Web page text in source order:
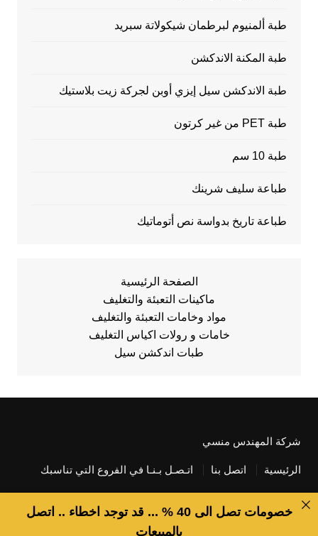
طبة ألمنيوم لبرطمان شيكولاتة سبريد
طبة المكنة الاندكشن
طبة الاندكشن سيل إيزي أوبن لجركة زيت بلاستيك
طبة PET من غير كرتون
طبة 10 سم
طباعة سليف شرينك
طباعة تاريخ بدواسة نص أتوماتيك
الصفحة الرئيسية
ماكينات التعبئة والتغليف
مواد وخامات التعبئة والتغليف
خامات و رولات اكياس التغليف
طبات اندكشن سيل
شركة المهندس منسي
الرئيسية اتصل بنا اتـصـل بـنـا في الفروع التي تناسبك
خصومات تصل الى 40 % ... قد توجد اخطاء .. اتصل
بالمبيعات